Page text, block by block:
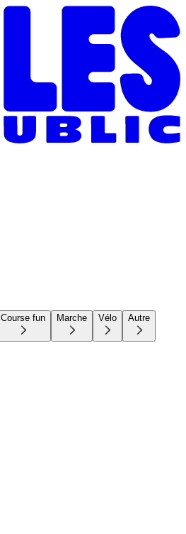
Course fun Marche Vélo Autre